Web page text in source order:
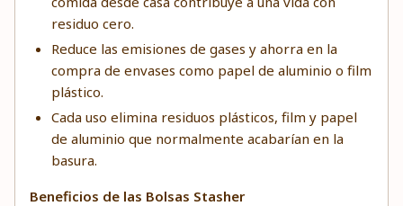
residuo cero.
Reduce las emisiones de gases y ahorra en la
compra de envases como papel de aluminio o film
plástico.
Cada uso elimina residuos plásticos, film y papel
de aluminio que normalmente acabarían en la
basura.
Beneficios de las Bolsas Stasher